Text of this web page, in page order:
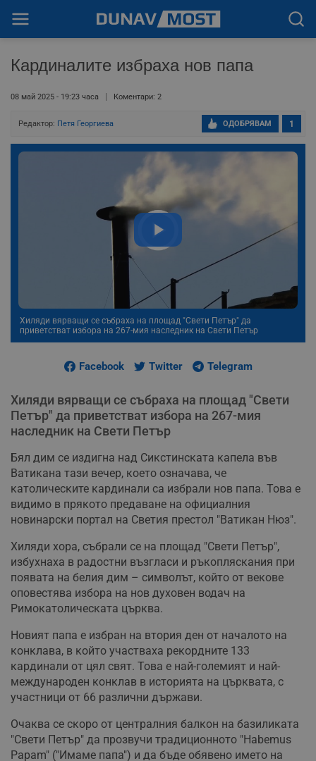
Кардиналите избраха нов папа
08 май 2025 - 19:23 часа Коментари: 2
Редактор: Петя Георгиева 1
ОДОБРЯВАМ
Хиляди вярващи се събраха на площад "Свети Петър" да
приветстват избора на 267-мия наследник на Свети Петър
Facebook Twitter Telegram
Хиляди вярващи се събраха на площад "Свети
Петър" да приветстват избора на 267-мия
наследник на Свети Петър
Бял дим се издигна над Сикстинската капела във
Ватикана тази вечер, което означава, че
католическите кардинали са избрали нов папа. Това е
видимо в прякото предаване на официалния
новинарски портал на Светия престол "Ватикан Нюз".
Хиляди хора, събрали се на площад "Свети Петър",
избухнаха в радостни възгласи и ръкопляскания при
появата на белия дим – символът, който от векове
оповестява избора на нов духовен водач на
Римокатолическата църква.
Новият папа е избран на втория ден от началото на
конклава, в който участваха рекордните 133
кардинали от цял свят. Това е най-големият и най-
международен конклав в историята на църквата, с
участници от 66 различни държави.
Очаква се скоро от централния балкон на базиликата
"Свети Петър" да прозвучи традиционното "Habemus
Papam" ("Имаме папа") и да бъде обявено името на